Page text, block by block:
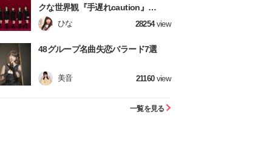
クな世界観『手遅れcaution』
【=LOVE】
ひな 28254view
48グループ名曲失恋バラード7選
美音 21160view
一覧を見る